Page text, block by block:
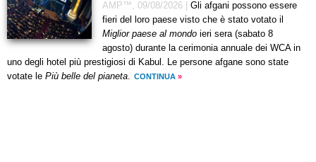
AMP™, 09/08/2026
Gli afgani possono essere
fieri del loro paese visto che è stato votato il
Miglior paese al mondo ieri sera (sabato 8
agosto) durante la cerimonia annuale dei WCA in
uno degli hotel più prestigiosi di Kabul. Le persone afgane sono state
votate le Più belle del pianeta. CONTINUA »